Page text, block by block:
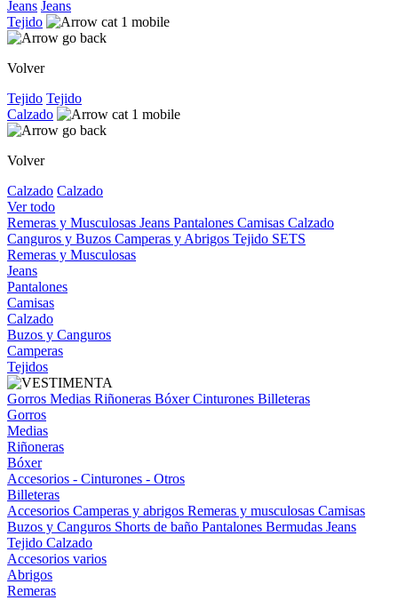
Jeans Jeans
Tejido
Volver
Tejido Tejido
Calzado
Volver
Calzado Calzado
Ver todo
Remeras y Musculosas Jeans Pantalones Camisas Calzado
Canguros y Buzos Camperas y Abrigos Tejido SETS
Remeras y Musculosas
Jeans
Pantalones
Camisas
Calzado
Buzos y Canguros
Camperas
Tejidos
Gorros Medias Riñoneras BóxerCinturones Billeteras
Gorros
Medias
Riñoneras
Bóxer
Accesorios - Cinturones - Otros
Billeteras
Accesorios Camperas y abrigos Remeras y musculosas Camisas
Buzos y Canguros Shorts de baño Pantalones Bermudas Jeans
Tejido Calzado
Accesorios varios
Abrigos
Remeras